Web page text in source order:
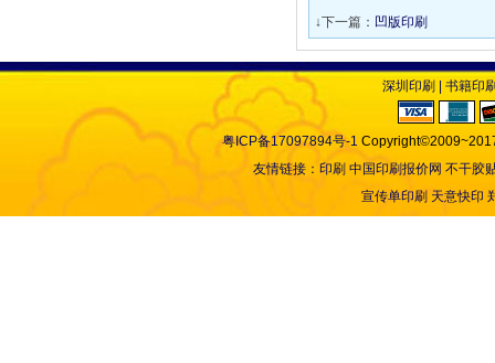
↓下一篇： 凹版印刷
深圳印刷 书籍印
粤ICP备17097894号-1
友情链接： 印刷 中国印刷报价网 不干胶
宣传单印刷 天意快印